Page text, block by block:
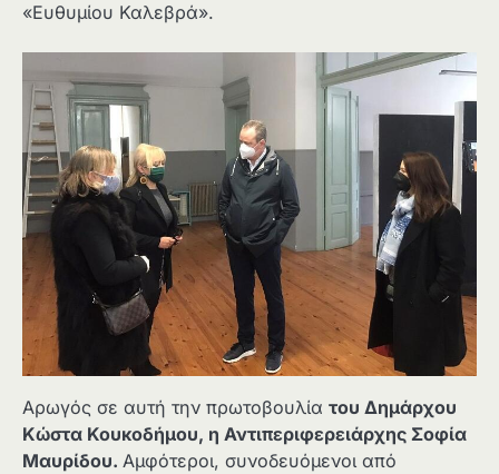
«Ευθυμίου Καλεβρά».
Αρωγός σε αυτή την πρωτοβουλία του Δημάρχου
Κώστα Κουκοδήμου, η Αντιπεριφερειάρχης Σοφία
Μαυρίδου. Αμφότεροι, συνοδευόμενοι από